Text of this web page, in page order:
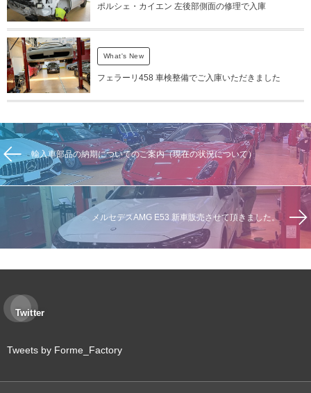
ポルシェ・カイエン 左後部側面の修理で入庫
What's New
フェラーリ458 車検整備でご入庫いただきました
輸入車部品の納期についてのご案内（現在の状況について）
メルセデスAMG E53 新車販売させて頂きました。
Twitter
Tweets by Forme_Factory